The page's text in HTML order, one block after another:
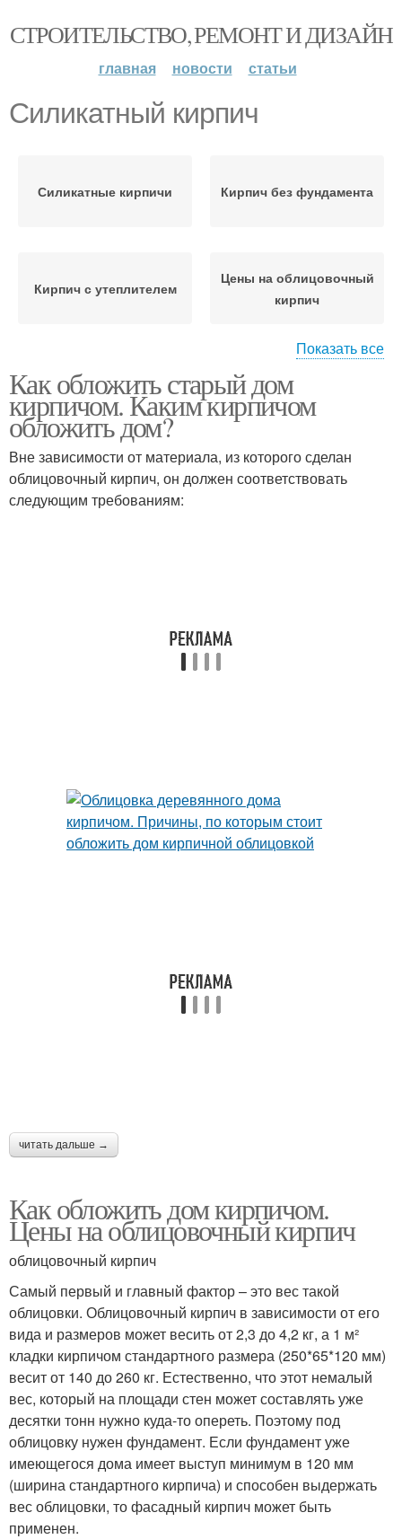
СТРОИТЕЛЬСТВО, РЕМОНТ И ДИЗАЙН
главная новости статьи
Силикатный кирпич
Силикатные кирпичи Кирпич без фундамента
Кирпич с утеплителем
Цены на облицовочный
кирпич
Облицовочный кирпич Одинарный кирпич
Кирпич во время Кирпич для цоколя
Показать все
Как обложить старый дом
кирпичом. Каким кирпичом
обложить дом?
Вне зависимости от материала, из которого сделан
облицовочный кирпич, он должен соответствовать
следующим требованиям:
читать дальше →
Как обложить дом кирпичом.
Цены на облицовочный кирпич
облицовочный кирпич
Самый первый и главный фактор – это вес такой
облицовки. Облицовочный кирпич в зависимости от его
вида и размеров может весить от 2,3 до 4,2 кг, а 1 м²
кладки кирпичом стандартного размера (250*65*120 мм)
весит от 140 до 260 кг. Естественно, что этот немалый
вес, который на площади стен может составлять уже
десятки тонн нужно куда-то опереть. Поэтому под
облицовку нужен фундамент. Если фундамент уже
имеющегося дома имеет выступ минимум в 120 мм
(ширина стандартного кирпича) и способен выдержать
вес облицовки, то фасадный кирпич может быть
применен.